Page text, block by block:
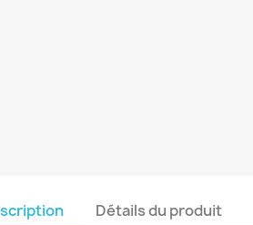
Détails du produit